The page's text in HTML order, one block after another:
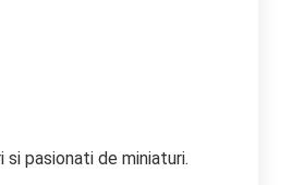
pasionati de miniaturi.